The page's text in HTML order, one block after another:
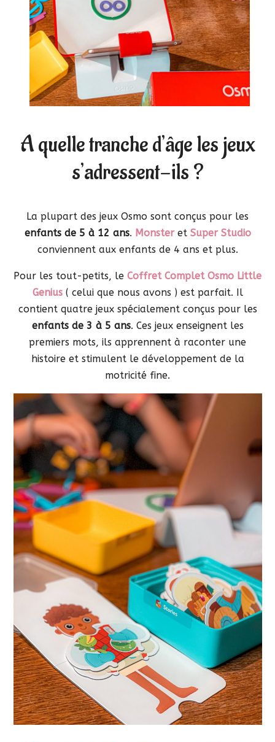
A quelle tranche d’âge les jeux
s’adressent-ils ?
La plupart des jeux Osmo sont conçus pour les
enfants de 5 à 12 ans. Monsteret Super Studio
conviennent aux enfants de 4 ans et plus.
Pour les tout-petits, le Coffret Complet Osmo Little
Genius( celui que nous avons ) est parfait. Il
contient quatre jeux spécialement conçus pour les
enfants de 3 à 5 ans. Ces jeux enseignent les
premiers mots, ils apprennent à raconter une
histoire et stimulent le développement de la
motricité fine.